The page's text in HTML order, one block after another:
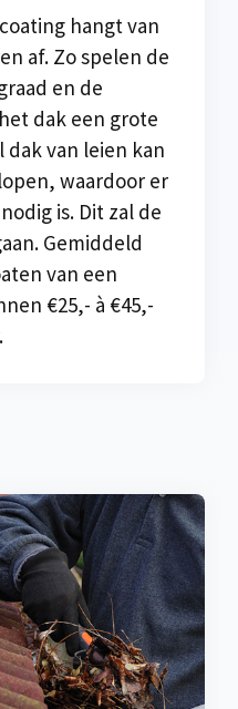
hangt van
af. Zo spelen de
en de
dak een grote
dak van leien kan
waardoor er
is. Dit zal de
Gemiddeld
van een
€25,- à €45,-